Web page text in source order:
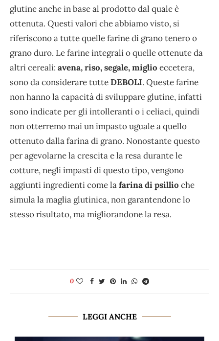
glutine anche in base al prodotto dal quale è
ottenuta. Questi valori che abbiamo visto, si
riferiscono a tutte quelle farine di grano tenero o
grano duro. Le farine integrali o quelle ottenute da
altri cereali: avena, riso, segale, miglio eccetera,
sono da considerare tutteDEBOLI. Queste farine
non hanno la capacità di sviluppare glutine, infatti
sono indicate per gli intolleranti o i celiaci, quindi
non otterremo mai un impasto uguale a quello
ottenuto dalla farina di grano. Nonostante questo
per agevolarne la crescita e la resa durante le
cotture, negli impasti di questo tipo, vengono
aggiunti ingredienti come lafarina di psillio che
simula la maglia glutinica, non garantendone lo
stesso risultato, ma migliorandone la resa.
0
LEGGI ANCHE